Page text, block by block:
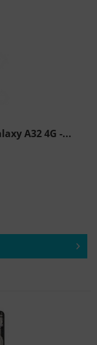
A32 4G -...